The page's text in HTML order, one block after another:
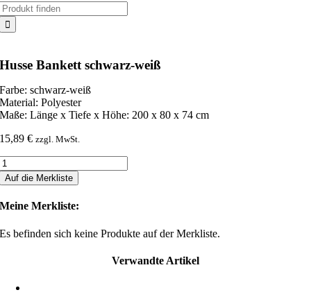
Husse Bankett schwarz-weiß
Farbe: schwarz-weiß
Material: Polyester
Maße: Länge x Tiefe x Höhe: 200 x 80 x 74 cm
15,89€ zzgl. MwSt.
Auf die Merkliste
Meine Merkliste:
Es befinden sich keine Produkte auf der Merkliste.
Verwandte Artikel